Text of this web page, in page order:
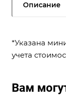
Описание
*Указана
учета
Вам